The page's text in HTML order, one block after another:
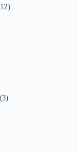
12
3